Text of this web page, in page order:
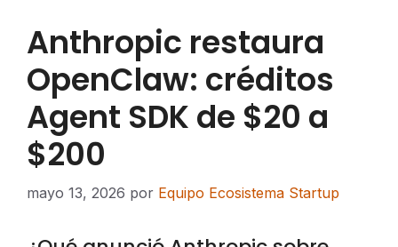
Anthropic restaura
OpenClaw: créditos
Agent SDK de $20 a
$200
mayo 13, 2026 por Equipo Ecosistema Startup